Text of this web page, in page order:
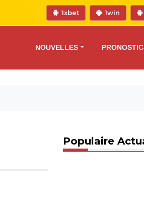
1xbet 1win
NOUVELLES
Populaire